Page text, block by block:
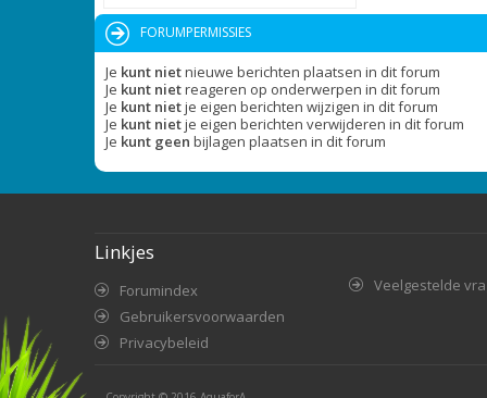
FORUMPERMISSIES
Je kunt nietnieuwe berichten plaatsen in dit forum
Je kunt nietreageren op onderwerpen in dit forum
Je kunt nietje eigen berichten wijzigen in dit forum
Je kunt nietje eigen berichten verwijderen in dit forum
Je kunt geen bijlagen plaatsen in dit forum
Linkjes
Forumindex
Gebruikersvoorwaarden
Privacybeleid
Veelgestelde